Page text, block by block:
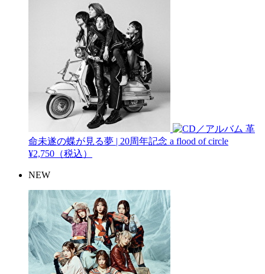
革
命未遂の蝶が見る夢 | 20周年記念 a flood of circle
¥2,750（税込）
NEW